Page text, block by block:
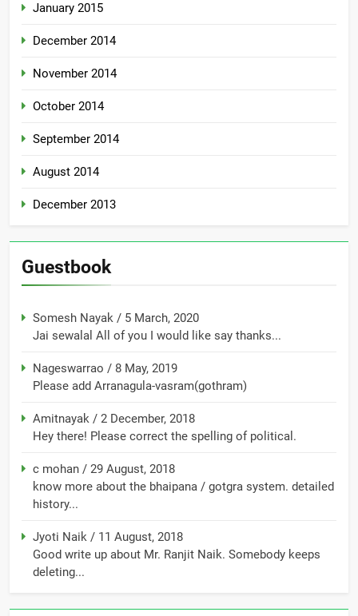
January 2015
December 2014
November 2014
October 2014
September 2014
August 2014
December 2013
Guestbook
Somesh Nayak / 5 March, 2020
Jai sewalal All of you I would like say thanks...
Nageswarrao / 8 May, 2019
Please add Arranagula-vasram(gothram)
Amitnayak / 2 December, 2018
Hey there! Please correct the spelling of political.
c mohan / 29 August, 2018
know more about the bhaipana / gotgra system. detailed
history...
Jyoti Naik / 11 August, 2018
Good write up about Mr. Ranjit Naik. Somebody keeps
deleting...